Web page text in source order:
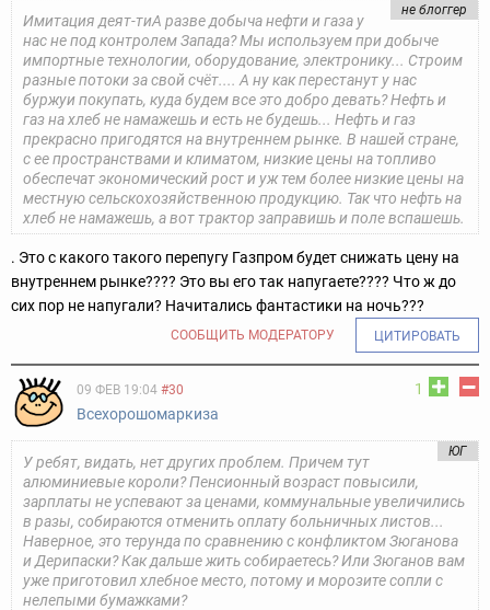
не блоггер
Имитация деят-тиА разве добыча нефти и газа у
нас не под контролем Запада? Мы используем при добыче
импортные технологии, оборудование, электронику... Строим
разные потоки за свой счёт.... А ну как перестанут у нас
буржуи покупать, куда будем все это добро девать? Нефть и
газ на хлеб не намажешь и есть не будешь... Нефть и газ
прекрасно пригодятся на внутреннем рынке. В нашей стране,
с ее пространствами и климатом, низкие цены на топливо
обеспечат экономический рост и уж тем более низкие цены на
местную сельскохозяйственною продукцию. Так что нефть на
хлеб не намажешь, а вот трактор заправишь и поле вспашешь.
. Это с какого такого перепугу Газпром будет снижать цену на
внутреннем рынке???? Это вы его так напугаете???? Что ж до
сих пор не напугали? Начитались фантастики на ночь???
СООБЩИТЬ МОДЕРАТОРУ ЦИТИРОВАТЬ
1
09 ФЕВ 19:04 #30
Всехорошомаркиза
ЮГ
У ребят, видать, нет других проблем. Причем тут
алюминиевые короли? Пенсионный возраст повысили,
зарплаты не успевают за ценами, коммунальные увеличились
в разы, собираются отменить оплату больничных листов...
Наверное, это терунда по сравнению с конфликтом Зюганова
и Дерипаски? Как дальше жить собираетесь? Или Зюганов вам
уже приготовил хлебное место, потому и морозите сопли с
нелепыми бумажками?